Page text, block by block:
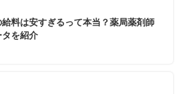
料は安すぎるって本当？薬局薬剤師
タを紹介